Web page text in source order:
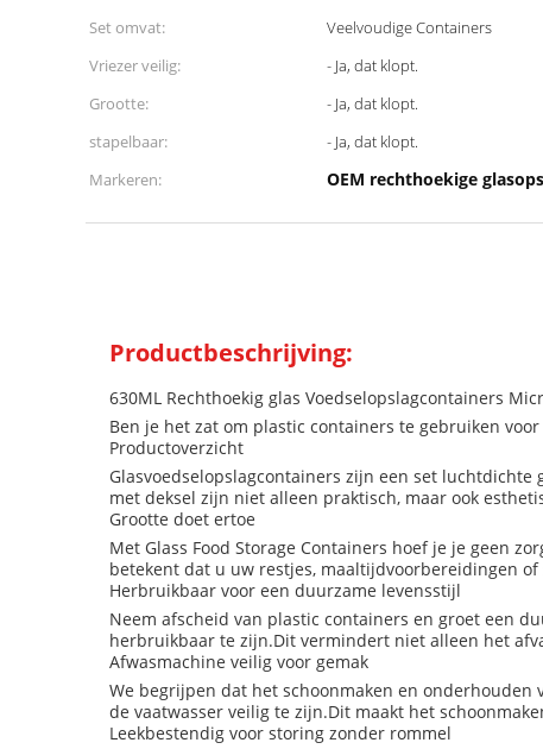
Set omvat: Veelvoudige Containers
Vriezer veilig:
- Ja, dat klopt.
Grootte:
- Ja, dat klopt.
stapelbaar:
- Ja, dat klopt.
Markeren:
OEM rechthoekige
Productbeschrijving:
630ML Rechthoekig glas Voedselopslagcontainers
Ben je het zat om plastic containers te gebruiken
Productoverzicht
Glasvoedselopslagcontainers zijn een set
met deksel zijn niet alleen praktisch, maar ook
Grootte doet ertoe
Met Glass Food Storage Containers hoef je je geen
betekent dat u uw restjes, maaltijdvoorbereidingen
Herbruikbaar voor een duurzame levensstijl
Neem afscheid van plastic containers en groet een
herbruikbaar te zijn.Dit vermindert niet alleen het
Afwasmachine veilig voor gemak
We begrijpen dat het schoonmaken en onderhouden
de vaatwasser veilig te zijn.Dit maakt het
Leekbestendig voor storing zonder rommel